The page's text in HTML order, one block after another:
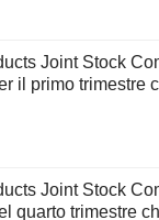
Joint Stock
il primo trimestre
Joint Stock
quarto trimestre